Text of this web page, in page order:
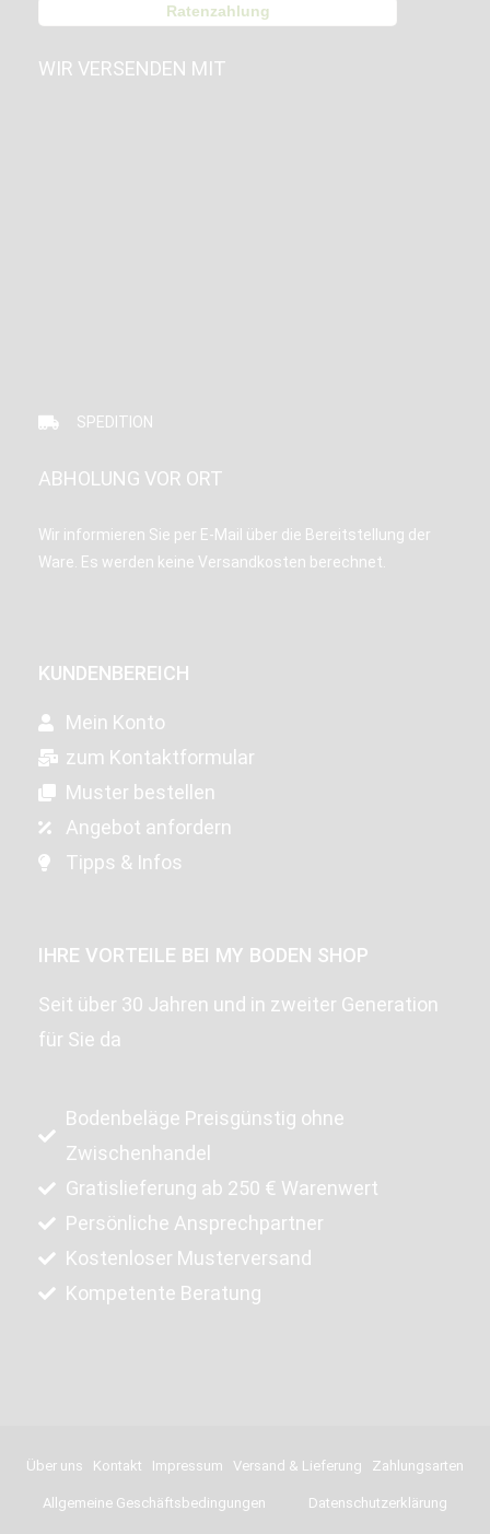
Ratenzahlung
WIR VERSENDEN MIT
SPEDITION
ABHOLUNG VOR ORT
Wir informieren Sie per E-Mail über die Bereitstellung der
Ware. Es werden keine Versandkosten berechnet.
KUNDENBEREICH
Mein Konto
zum Kontaktformular
Muster bestellen
Angebot anfordern
Tipps & Infos
IHRE VORTEILE BEI MY BODEN SHOP
Seit über 30 Jahren und in zweiter Generation
für Sie da
Bodenbeläge Preisgünstig ohne
Zwischenhandel
Gratislieferung ab 250 € Warenwert
Persönliche Ansprechpartner
Kostenloser Musterversand
Kompetente Beratung
Über uns Kontakt Impressum Versand & Lieferung Zahlungsarten
Allgemeine Geschäftsbedingungen Datenschutzerklärung